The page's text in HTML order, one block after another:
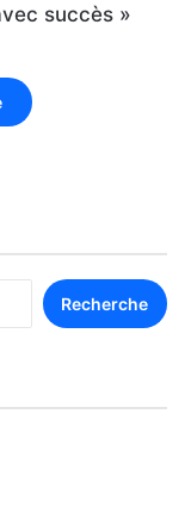
succès »
Recherche